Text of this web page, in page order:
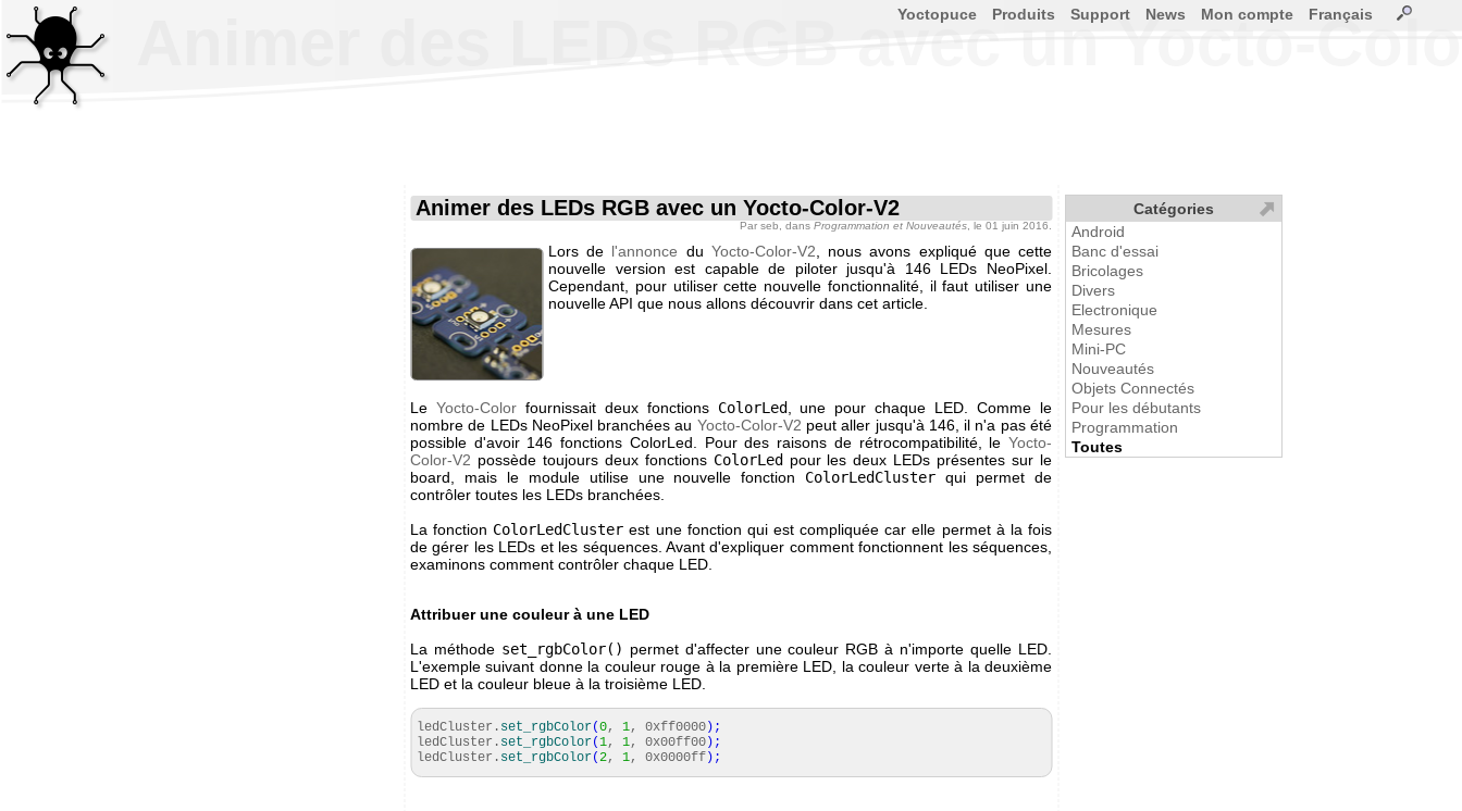
Animer des LEDs RGB avec un Yocto-
Animer des LEDs RGB avec un Yocto-Color-V2
Par seb , dans Programmation et Nouveautés , le 01 juin 2016.
Lors de l'annonce du Yocto-Color-V2 , nous avons expliqué que cette
nouvelle version est capable de piloter jusqu'à 146 LEDs NeoPixel.
Cependant, pour utiliser cette nouvelle fonctionnalité, il faut utiliser une
nouvelle API que nous allons découvrir dans cet article.
Le Yocto-Colorfournissait deux fonctions ColorLed , une pour chaque LED. Comme le
nombre de LEDs NeoPixel branchées au Yocto-Color-V2 peut aller jusqu'à 146, il n'a pas été
possible d'avoir 146 fonctions ColorLed. Pour des raisons de rétrocompatibilité, le Yocto-
Color-V2 possède toujours deux fonctions ColorLed pour les deux LEDs présentes sur le
board, mais le module utilise une nouvelle fonction ColorLedCluster qui permet de
contrôler toutes les LEDs branchées.
La fonction ColorLedCluster est une fonction qui est compliquée car elle permet à la fois
de gérer les LEDs et les séquences. Avant d'expliquer comment fonctionnent les séquences,
examinons comment contrôler chaque LED.
Attribuer une couleur à une LED
La méthode set_rgbColor() permet d'affecter une couleur RGB à n'importe quelle LED.
L'exemple suivant donne la couleur rouge à la première LED, la couleur verte à la deuxième
LED et la couleur bleue à la troisième LED.
ledCluster. set_rgbColor(0, 1, 0xff0000 ) ;
ledCluster. set_rgbColor(1, 1, 0x00ff00 ) ;
ledCluster. set_rgbColor(2, 1, 0x0000ff ) ;
Yoctopuce Produits Support News Mon compte Français
Catégories
Android
Banc d'essai
Bricolages
Divers
Electronique
Mesures
Mini-PC
Nouveautés
Objets Connectés
Pour les débutants
Programmation
Toutes